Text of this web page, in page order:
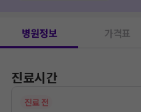
병원정보 가격표
진료시간
진료 전